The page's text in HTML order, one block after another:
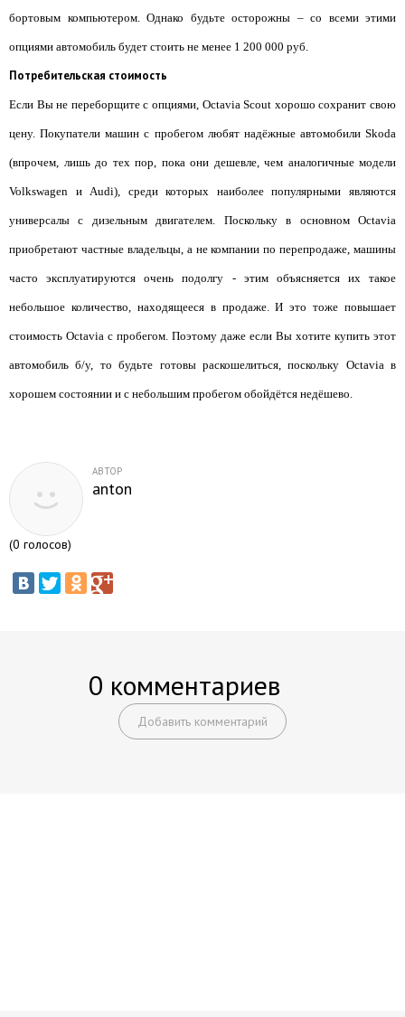
бортовым компьютером. Однако будьте осторожны – со всеми этими
опциями автомобиль будет стоить не менее 1 200 000 руб.
Потребительская стоимость
Если Вы не переборщите с опциями, Octavia Scout хорошо сохранит свою
цену. Покупатели машин с пробегом любят надёжные автомобили Skoda
(впрочем, лишь до тех пор, пока они дешевле, чем аналогичные модели
Volkswagen и Audi), среди которых наиболее популярными являются
универсалы с дизельным двигателем. Поскольку в основном Octavia
приобретают частные владельцы, а не компании по перепродаже, машины
часто эксплуатируются очень подолгу - этим объясняется их такое
небольшое количество, находящееся в продаже. И это тоже повышает
стоимость Octavia с пробегом. Поэтому даже если Вы хотите купить этот
автомобиль б/у, то будьте готовы раскошелиться, поскольку Octavia в
хорошем состоянии и с небольшим пробегом обойдётся недёшево.
АВТОР
anton
(0 голосов)
0 комментариев
Добавить комментарий